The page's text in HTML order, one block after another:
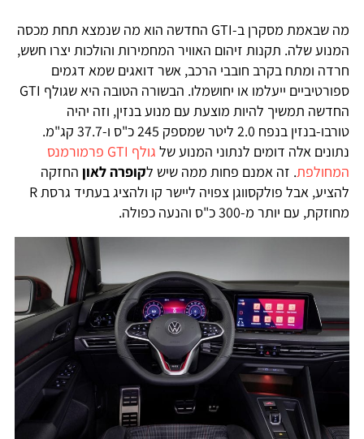
מה שבאמת מסקרן ב-GTI החדשה הוא מה שנמצא תחת מכסה
המנוע שלה. תקנות זיהום האוויר המחמירות והולכות יצרו חשש,
חרדה ומתח בקרב חובבי הרכב, אשר דואגים שמא דגמים
ספורטיביים ייעלמו או יחושמלו.
הבשורה הטובה היא שגולף GTI
החדשה תמשיך להיות מוצעת עם מנוע בנזין, וזה יהיה
טורבו-בנזין בנפח 2.0 ליטר שמספק 245 כ"ס ו-37.7 קג"מ.
נתונים אלה דומים לנתוני המנוע של
גולף GTI פרמורמנס
המחולפת. זה אמנם פחות ממה שיש לקופרה לאון החזקה
להציע, אבל פולקסווגן צפויה ליישר קו ולהציג בעתיד גרסת R
מחוזקת, עם יותר מ-300 כ"ס והנעה כפולה.